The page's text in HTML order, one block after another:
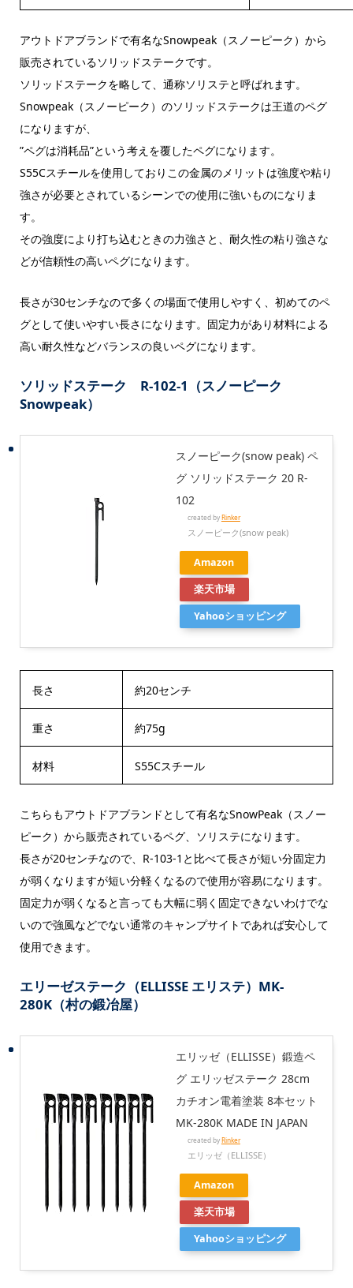
アウトドアブランドで有名なSnowpeak（スノーピーク）から
販売されているソリッドステークです。
ソリッドステークを略して、通称ソリステと呼ばれます。
Snowpeak（スノーピーク）のソリッドステークは王道のペグ
になりますが、
”ペグは消耗品”という考えを覆したペグになります。
S55Cスチールを使用しておりこの金属のメリットは強度や粘り
強さが必要とされているシーンでの使用に強いものになりま
す。
その強度により打ち込むときの力強さと、耐久性の粘り強さな
どが信頼性の高いペグになります。
長さが30センチなので多くの場面で使用しやすく、初めてのペ
グとして使いやすい長さになります。固定力があり材料による
高い耐久性などバランスの良いペグになります。
ソリッドステーク R-102-1（スノーピーク
Snowpeak）
スノーピーク(snow peak) ペ
グ ソリッドステーク 20 R-
102
created byRinker
スノーピーク(snow peak)
Amazon
楽天市場
Yahooショッピング
長さ 約20センチ
重さ 約75g
材料 S55Cスチール
こちらもアウトドアブランドとして有名なSnowPeak（スノー
ピーク）から販売されているペグ、ソリステになります。
長さが20センチなので、R-103-1と比べて長さが短い分固定力
が弱くなりますが短い分軽くなるので使用が容易になります。
固定力が弱くなると言っても大幅に弱く固定できないわけでな
いので強風などでない通常のキャンプサイトであれば安心して
使用できます。
エリーゼステーク （ELLISSE エリステ）MK-
280K（村の鍛冶屋）
エリッゼ（ELLISSE）鍛造ペ
グ エリッゼステーク 28cm
カチオン電着塗装 8本セット
MK-280K MADE IN JAPAN
created byRinker
エリッゼ（ELLISSE）
Amazon
楽天市場
Yahooショッピング